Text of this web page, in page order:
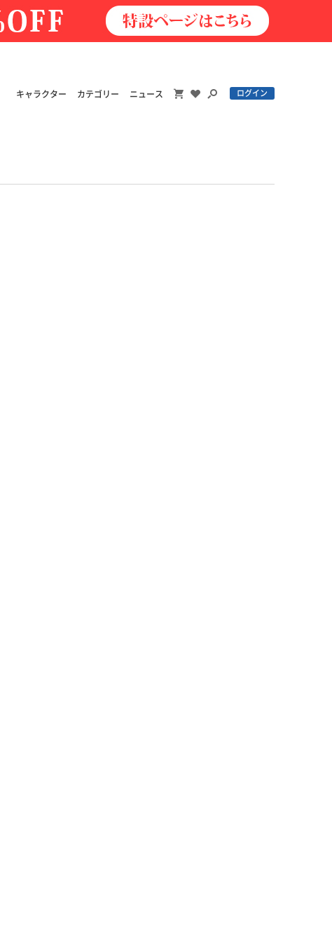
キャラクター カテゴリー ニュース ログイン